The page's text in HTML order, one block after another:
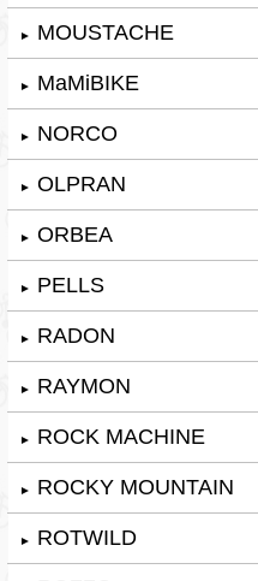
► MOUSTACHE
► MaMiBIKE
► NORCO
► OLPRAN
► ORBEA
► PELLS
► RADON
► RAYMON
► ROCK MACHINE
► ROCKY MOUNTAIN
► ROTWILD